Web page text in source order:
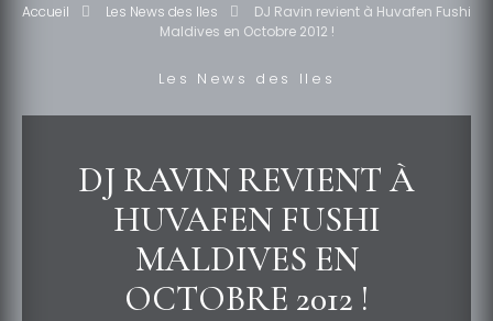
Accueil Les News des Iles
DJ Ravin revient à Huvafen Fushi
Maldives en Octobre 2012 !
Les News des Iles
DJ RAVIN REVIENT À
HUVAFEN FUSHI
MALDIVES EN
OCTOBRE 2012 !